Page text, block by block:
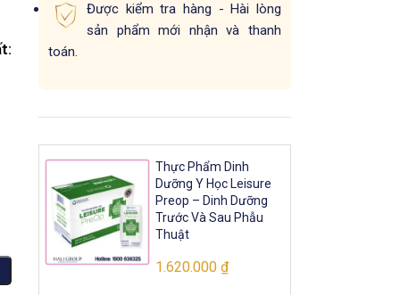
Được kiểm tra hàng - Hài lòng
sản phẩm mới nhận và thanh
toán.
Thực Phẩm Dinh
Dưỡng Y Học Leisure
Preop – Dinh Dưỡng
Trước Và Sau Phẫu
Thuật
1.620.000 ₫